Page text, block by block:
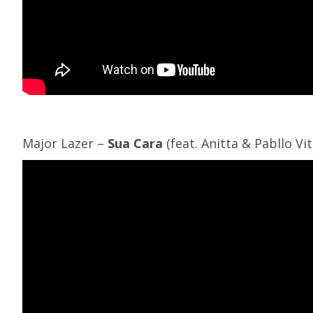
Major Lazer – Sua Cara (feat. Anitta & Pabllo